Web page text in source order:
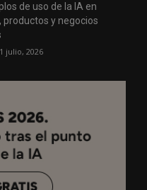
de uso de la IA en
productos y negocios
julio, 2026